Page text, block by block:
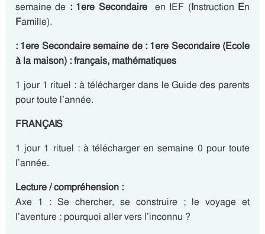
semaine de : 1ere Secondaire en IEF (Instruction En
Famille).
: 1ere Secondaire semaine de : 1ere Secondaire (Ecole
à la maison) : français, mathématiques
1 jour 1 rituel : à télécharger dans le Guide des parents
pour toute l’année.
FRANÇAIS
1 jour 1 rituel : à télécharger en semaine 0 pour toute
l’année.
Lecture / compréhension :
Axe 1 : Se chercher, se construire ; le voyage et
l’aventure : pourquoi aller vers l’inconnu ?